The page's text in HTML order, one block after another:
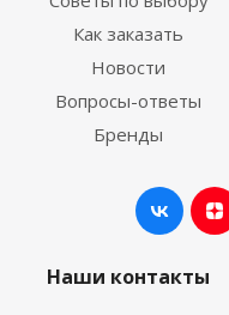
Как заказать
Новости
Вопросы-ответы
Бренды
Наши контакты